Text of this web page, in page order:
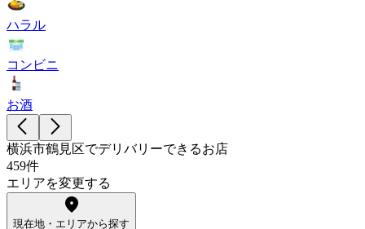
ハラル
コンビニ
お酒
横浜市鶴見区でデリバリーできるお店
459件
エリアを変更する
現在地・エリアから探す